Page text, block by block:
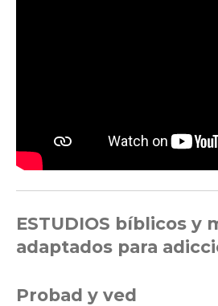
ESTUDIOS bíblicos y
adaptados para
Probad y ved